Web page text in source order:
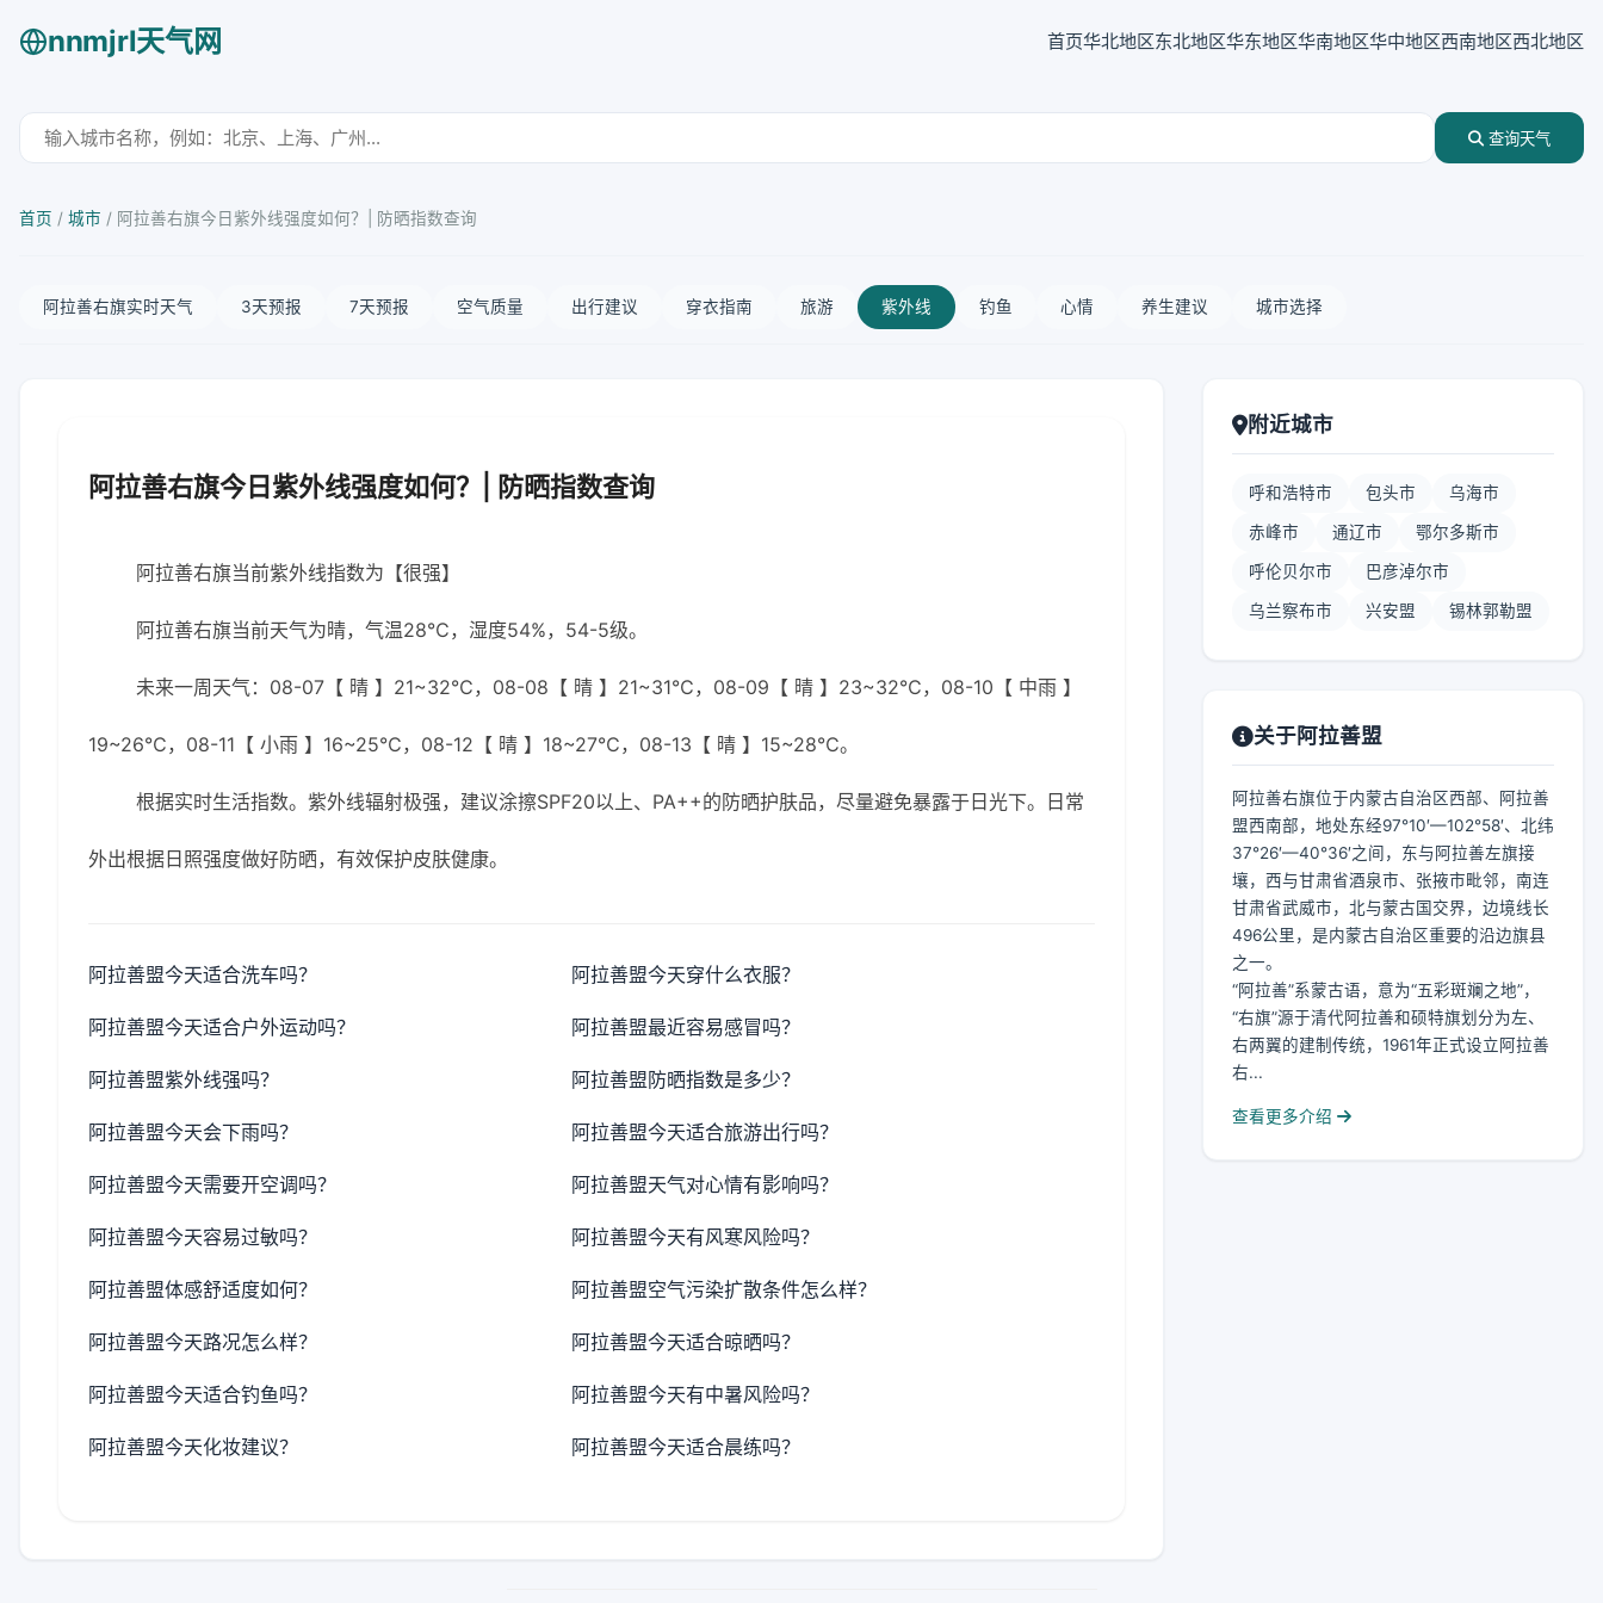
nnmjrl天气网 首页华北地区东北地区华东地区华南地区华中地区西南地区西北地区
查询天气
首页 / 城市 / 阿拉善右旗今日紫外线强度如何？| 防晒指数查询
阿拉善右旗实时天气 3天预报 7天预报 空气质量 出行建议 穿衣指南 旅游 紫外线 钓鱼 心情 养生建议 城市选择
阿拉善右旗今日紫外线强度如何？| 防晒指数查询
阿拉善右旗当前紫外线指数为【很强】
阿拉善右旗当前天气为晴，气温28℃，湿度54%，54-5级。
未来一周天气：08-07【 晴 】21~32℃，08-08【 晴 】21~31℃，08-09【 晴 】23~32℃，08-10【 中雨 】
19~26℃，08-11【 小雨 】16~25℃，08-12【 晴 】18~27℃，08-13【 晴 】15~28℃。
根据实时生活指数。紫外线辐射极强，建议涂擦SPF20以上、PA++的防晒护肤品，尽量避免暴露于日光下。日常
外出根据日照强度做好防晒，有效保护皮肤健康。
阿拉善盟今天适合洗车吗？ 阿拉善盟今天穿什么衣服？
阿拉善盟今天适合户外运动吗？ 阿拉善盟最近容易感冒吗？
阿拉善盟紫外线强吗？ 阿拉善盟防晒指数是多少？
阿拉善盟今天会下雨吗？ 阿拉善盟今天适合旅游出行吗？
阿拉善盟今天需要开空调吗？ 阿拉善盟天气对心情有影响吗？
阿拉善盟今天容易过敏吗？ 阿拉善盟今天有风寒风险吗？
阿拉善盟体感舒适度如何？ 阿拉善盟空气污染扩散条件怎么样？
阿拉善盟今天路况怎么样？ 阿拉善盟今天适合晾晒吗？
阿拉善盟今天适合钓鱼吗？ 阿拉善盟今天有中暑风险吗？
阿拉善盟今天化妆建议？ 阿拉善盟今天适合晨练吗？
附近城市
呼和浩特市 包头市 乌海市
赤峰市 通辽市 鄂尔多斯市
呼伦贝尔市 巴彦淖尔市
乌兰察布市 兴安盟 锡林郭勒盟
关于阿拉善盟
阿拉善右旗位于内蒙古自治区西部、阿拉善
盟西南部，地处东经97°10′—102°58′、北纬
37°26′—40°36′之间，东与阿拉善左旗接
壤，西与甘肃省酒泉市、张掖市毗邻，南连
甘肃省武威市，北与蒙古国交界，边境线长
496公里，是内蒙古自治区重要的沿边旗县
之一。
“阿拉善”系蒙古语，意为“五彩斑斓之地”，
“右旗”源于清代阿拉善和硕特旗划分为左、
右两翼的建制传统，1961年正式设立阿拉善
右...
查看更多介绍